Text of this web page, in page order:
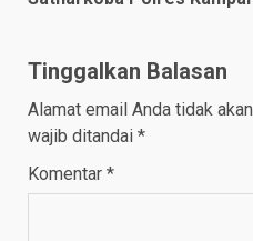
Tinggalkan Balasan
Alamat email Anda tidak
wajib ditandai *
Komentar *